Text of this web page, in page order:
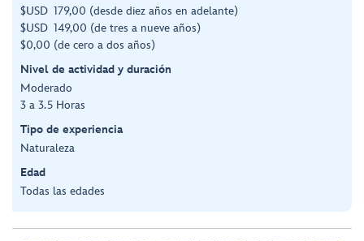
$USD 179,00 (desde diez años en adelante)
$USD 149,00 (de tres a nueve años)
$0,00 (de cero a dos años)
Nivel de actividad y duración
Moderado
3 a 3.5 Horas
Tipo de experiencia
Naturaleza
Edad
Todas las edades